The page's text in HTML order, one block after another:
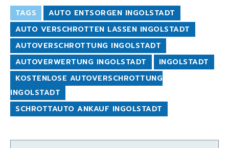
TAGS
AUTO ENTSORGEN INGOLSTADT
AUTO VERSCHROTTEN LASSEN INGOLSTADT
AUTOVERSCHROTTUNG INGOLSTADT
AUTOVERWERTUNG INGOLSTADT
INGOLSTADT
KOSTENLOSE AUTOVERSCHROTTUNG
INGOLSTADT
SCHROTTAUTO ANKAUF INGOLSTADT